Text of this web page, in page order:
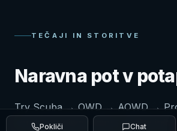
TEČAJI IN STORITVE
Naravna pot v
Try Scuba → OWD → AOWD →
korak v svojem tempu, z istimi
Pokliči Chat